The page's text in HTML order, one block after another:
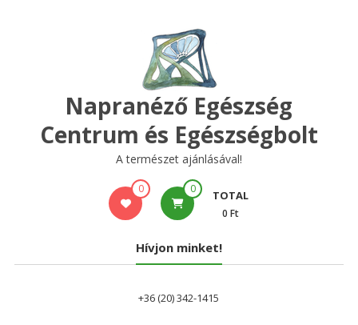
Napranéző Egészség
Centrum és Egészségbolt
A természet ajánlásával!
0 0 TOTAL
0 Ft
Hívjon minket!
+36 (20) 342-1415